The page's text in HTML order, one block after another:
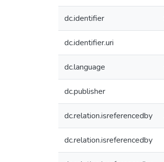
dc.identifier
dc.identifier.uri
dc.language
dc.publisher
dc.relation.isreferencedby
dc.relation.isreferencedby